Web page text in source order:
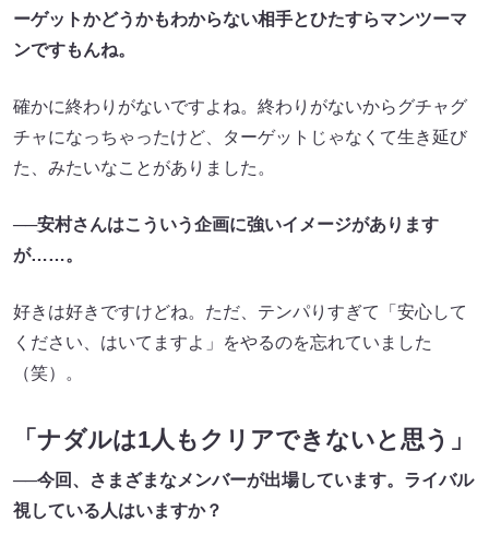
ーゲットかどうかもわからない相手とひたすらマンツーマ
ンですもんね。
確かに終わりがないですよね。終わりがないからグチャグ
チャになっちゃったけど、ターゲットじゃなくて生き延び
た、みたいなことがありました。
──安村さんはこういう企画に強いイメージがあります
が……。
好きは好きですけどね。ただ、テンパりすぎて「安心して
ください、はいてますよ」をやるのを忘れていました
（笑）。
「ナダルは1人もクリアできないと思う」
──今回、さまざまなメンバーが出場しています。ライバル
視している人はいますか？